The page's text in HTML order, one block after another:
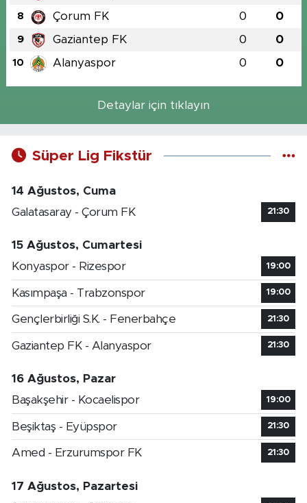
8 Çorum FK 0 0
9 Gaziantep FK 0 0
10 Alanyaspor 0 0
Detaylar için tıklayın
Süper Lig Fikstür
14 Ağustos, Cuma
Galatasaray - Çorum FK
21:30
15 Ağustos, Cumartesi
Konyaspor - Rizespor
19:00
Kasımpaşa - Trabzonspor 19:00
Gençlerbirliği S.K. - Fenerbahçe 21:30
Gaziantep FK - Alanyaspor 21:30
16 Ağustos, Pazar
Başakşehir - Kocaelispor
19:00
Beşiktaş - Eyüpspor 21:30
Amed - Erzurumspor FK 21:30
17 Ağustos, Pazartesi